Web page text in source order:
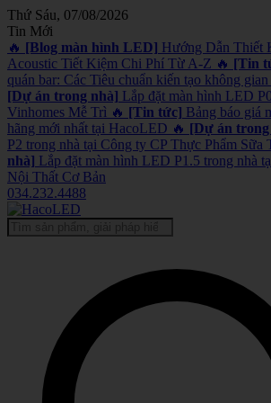
Thứ Sáu, 07/08/2026
Tin Mới
🔥 [Blog màn hình LED] Hướng Dẫn Thiết
Acoustic Tiết Kiệm Chi Phí Từ A-Z 🔥 [Tin
quán bar: Các Tiêu chuẩn kiến tạo không
[Dự án trong nhà] Lắp đặt màn hình LED
Vinhomes Mễ Trì 🔥 [Tin tức] Bảng báo giá
hãng mới nhất tại HacoLED 🔥 [Dự án
P2 trong nhà tại Công ty CP Thực Phẩm Sữa
nhà] Lắp đặt màn hình LED P1.5 trong nhà
Nội Thất Cơ Bản
034.232.4488